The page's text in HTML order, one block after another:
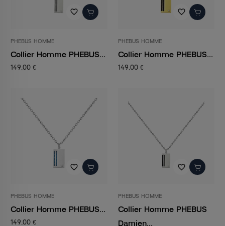
favorite_border
PHEBUS HOMME
Collier Homme PHEBUS...
149,00 €
favorite_border
PHEBUS HOMME
Collier Homme PHEBUS...
149,00 €
favorite_border
PHEBUS HOMME
Collier Homme PHEBUS...
149,00 €
favorite_border
PHEBUS HOMME
Collier Homme PHEBUS
Damien...